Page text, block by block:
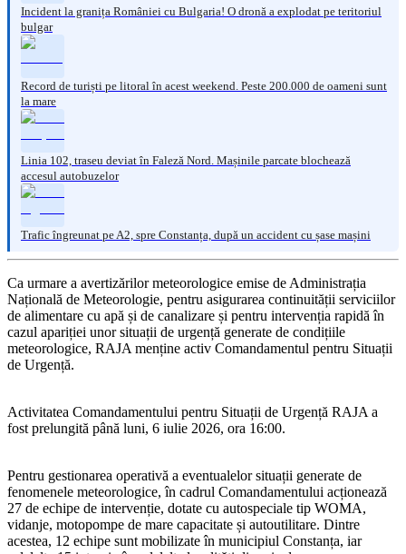
Incident la granița României cu Bulgaria! O dronă a explodat pe teritoriul
bulgar
Record de turiști pe litoral în acest weekend. Peste 200.000 de oameni sunt
la mare
Linia 102, traseu deviat în Faleză Nord. Mașinile parcate blochează
accesul autobuzelor
Trafic îngreunat pe A2, spre Constanța, după un accident cu șase mașini
Ca urmare a avertizărilor meteorologice emise de Administrația
Națională de Meteorologie, pentru asigurarea continuității serviciilor
de alimentare cu apă și de canalizare și pentru intervenția rapidă în
cazul apariției unor situații de urgență generate de condițiile
meteorologice, RAJA menține activ Comandamentul pentru Situații
de Urgență.
Activitatea Comandamentului pentru Situații de Urgență RAJA a
fost prelungită până luni, 6 iulie 2026, ora 16:00.
Pentru gestionarea operativă a eventualelor situații generate de
fenomenele meteorologice, în cadrul Comandamentului acționează
27 de echipe de intervenție, dotate cu autospeciale tip WOMA,
vidanje, motopompe de mare capacitate și autoutilitare. Dintre
acestea, 12 echipe sunt mobilizate în municipiul Constanța, iar